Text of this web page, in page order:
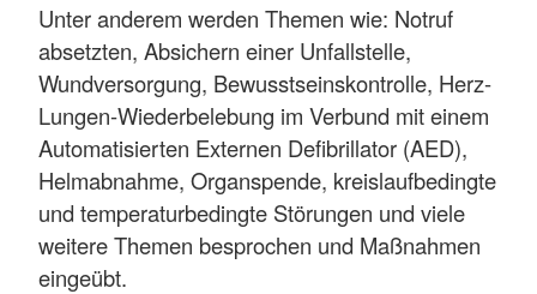
Unter anderem werden Themen wie: Notruf
absetzten, Absichern einer Unfallstelle,
Wundversorgung, Bewusstseinskontrolle, Herz-
Lungen-Wiederbelebung im Verbund mit einem
Automatisierten Externen Defibrillator (AED),
Helmabnahme, Organspende, kreislaufbedingte
und temperaturbedingte Störungen und viele
weitere Themen besprochen und Maßnahmen
eingeübt.